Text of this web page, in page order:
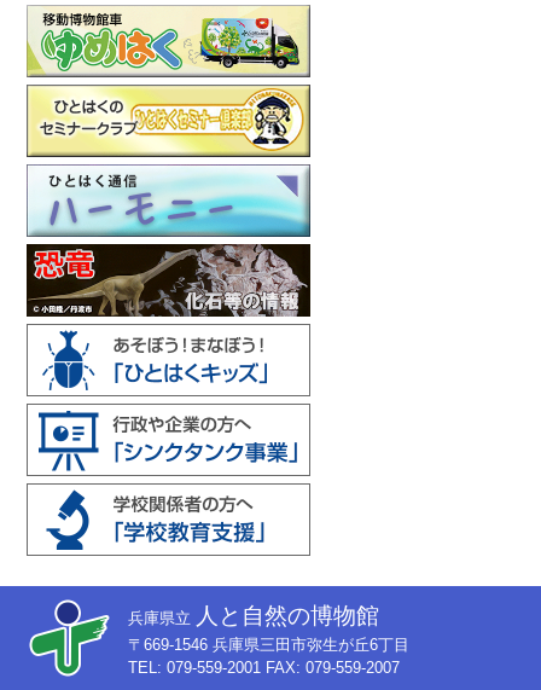
兵庫県立 人と自然の博物館
〒669-1546 兵庫県三田市弥生が丘6丁目
TEL: 079-559-2001 FAX: 079-559-2007